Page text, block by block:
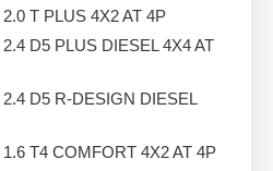
2.0 T PLUS 4X2 AT 4P
2.4 D5 PLUS DIESEL 4X4 AT
2.4 D5 R-DESIGN DIESEL
1.6 T4 COMFORT 4X2 AT 4P